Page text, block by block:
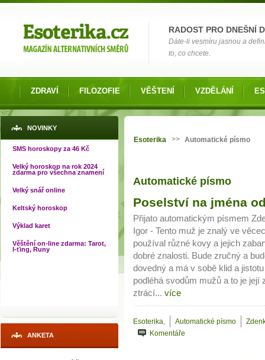
RADOST PRO DNEŠNÍ
Dáte-li vesmíru jasnou a
to, co chcete.
ZDRAVÍ FILOZOFIE VĚŠTENÍ VZDĚLÁNÍ
NOVINKY
SMS horoskopy za 46 Kč
Velký horoskop na rok 2024
zdarma pro všechna znamení
Velký snář online
Keltský horoskop
Výklad karet
Věštění on-line zdarma: Tarot,
I-ťing, Runy
ANKETA
Esoterika >> Automatické písmo
Automatické písmo
Poselství na jména
Přijato automatickým písmem
Igor - Tento muž je znalý ve
používal různé kovy a jejich
dobré znalosti. Bude zručný a
dovedný a má v sobě klid a
podléhá svodům mužů a to je
ztrácí... více
Esoterika, Automatické písmo
Komentáře